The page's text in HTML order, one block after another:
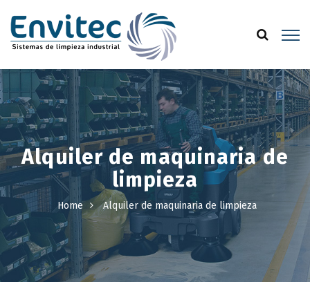
Alquiler de maquinaria de
limpieza
Home Alquiler de maquinaria de limpieza